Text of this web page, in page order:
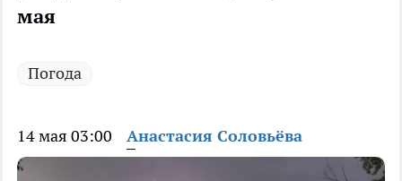
мая
Погода
14 мая 03:00 Анастасия Соловьёва